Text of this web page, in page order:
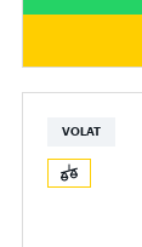
VOLAT